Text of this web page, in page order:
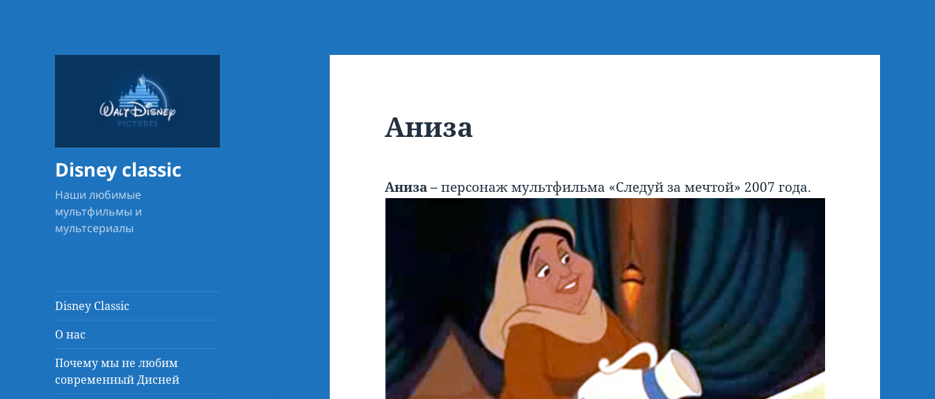
Disney classic
Наши любимые
мультфильмы и
мультсериалы
Disney Classic
О нас
Почему мы не любим
современный Дисней
Аниза
Аниза –персонаж мультфильма «Следуй за мечтой» 2007 года.